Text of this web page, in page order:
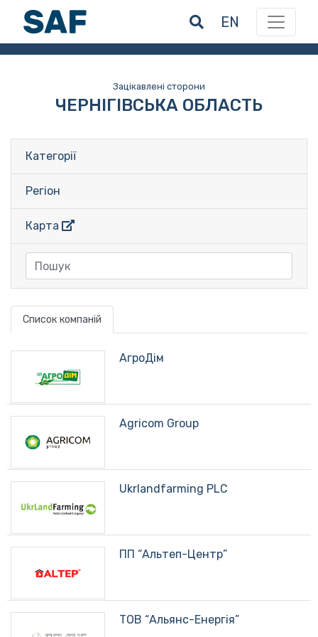
EN
Зацікавлені сторони
ЧЕРНІГІВСЬКА ОБЛАСТЬ
Категорії
Регіон
Карта
Список компаній
АгроДім
Agricom Group
Ukrlandfarming PLC
ПП “Альтеп-Центр”
ТОВ “Альянс-Енергія”